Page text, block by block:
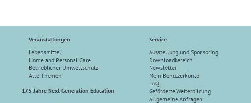
Veranstaltungen
Lebensmittel
Home and Personal Care
Betrieblicher Umweltschutz
Alle Themen
175 Jahre Next Generation Education
Service
Ausstellung und Sponsoring
Downloadbereich
Newsletter
Mein Benutzerkonto
FAQ
Geförderte Weiterbildung
Allgemeine Anfragen